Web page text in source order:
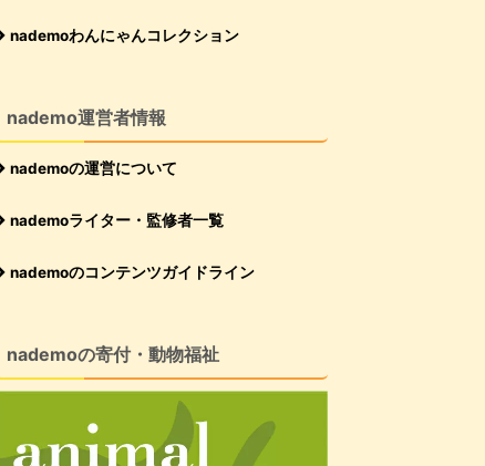
nademoわんにゃんコレクション
nademo運営者情報
nademoの運営について
nademoライター・監修者一覧
nademoのコンテンツガイドライン
nademoの寄付・動物福祉